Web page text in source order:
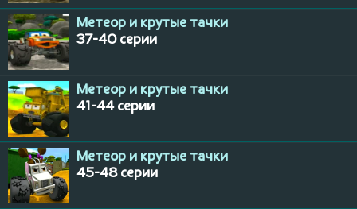
Метеор и крутые тачки
37-40 серии
Метеор и крутые тачки
41-44 серии
Метеор и крутые тачки
45-48 серии